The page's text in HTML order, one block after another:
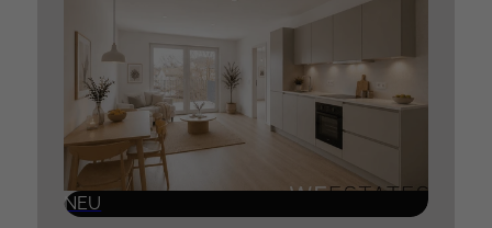
NEU